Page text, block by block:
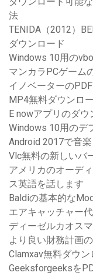
法
TENIDA（2012）
ダウンロード
Windows 10用の
マンカラPCゲーム
イノベーターの
MP4無料ダウンロ
E nowアプリのダウ
Windows 10用のデ
Android 2017で音
Vlc無料の新しいバ
アメリカのオーデ
ス英語を話します
Baldiの基本的な
エアキャッチャー
ディーゼルカオス
より良い財務計画
Clamxav無料ダウン
Geeksforgeeksを